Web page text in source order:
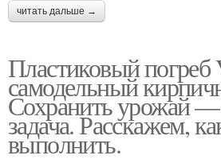
читать дальше →
Пластиковый погреб
самодельный
Сохранить урожай —
задача. Расскажем,
выполнить.